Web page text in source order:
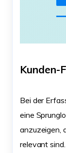
Kunden-
Bei der
eine
anzuzeigen,
relevant